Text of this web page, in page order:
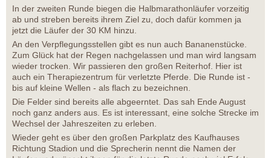
In der zweiten Runde biegen die Halbmarathonläufer vorzeitig
ab und streben bereits ihrem Ziel zu, doch dafür kommen ja
jetzt die Läufer der 30 KM hinzu.
An den Verpflegungsstellen gibt es nun auch Bananenstücke.
Zum Glück hat der Regen nachgelassen und man wird langsam
wieder trocken. Wir passieren den großen Reiterhof. Hier ist
auch ein Therapiezentrum für verletzte Pferde. Die Runde ist -
bis auf kleine Wellen - als flach zu bezeichnen.
Die Felder sind bereits alle abgeerntet. Das sah Ende August
noch ganz anders aus. Es ist interessant, eine solche Strecke im
Wechsel der Jahreszeiten zu erleben.
Wieder geht es über den großen Parkplatz des Kaufhauses
Richtung Stadion und die Sprecherin nennt die Namen der